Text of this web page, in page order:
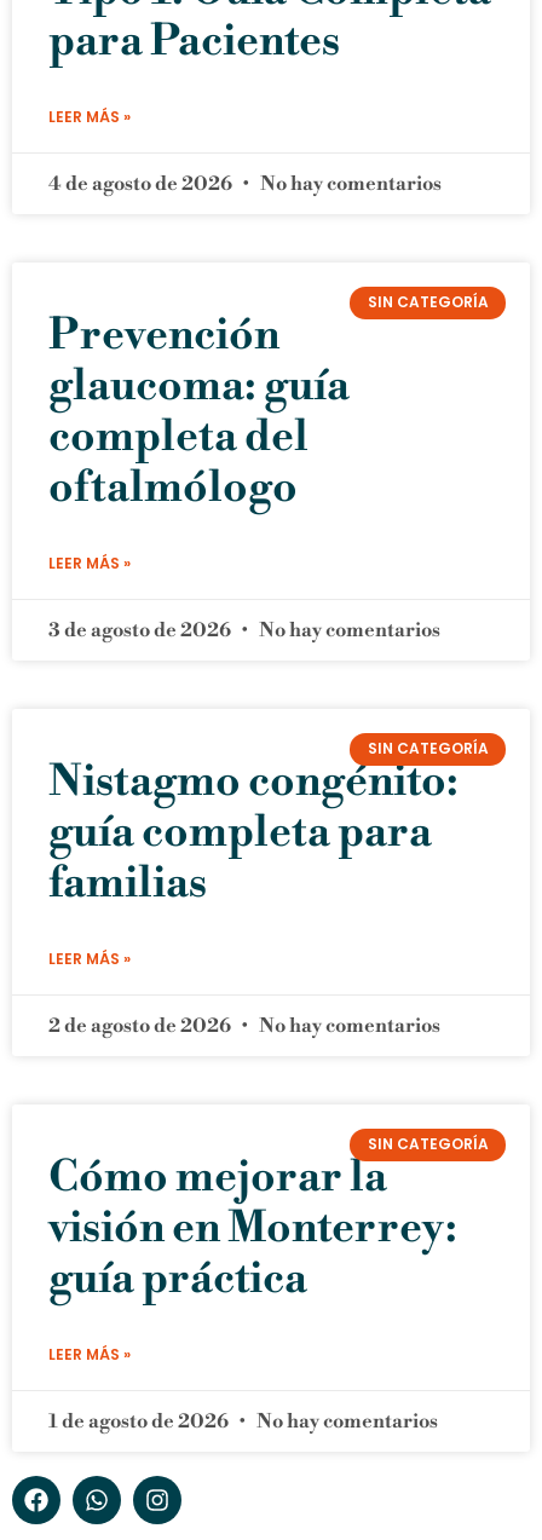
para Pacientes
LEER MÁS »
4 de agosto de 2026 No hay comentarios
SIN CATEGORÍA
Prevención
glaucoma: guía
completa del
oftalmólogo
LEER MÁS »
3 de agosto de 2026 No hay comentarios
SIN CATEGORÍA
Nistagmo congénito:
guía completa para
familias
LEER MÁS »
2 de agosto de 2026 No hay comentarios
SIN CATEGORÍA
Cómo mejorar la
visión en Monterrey:
guía práctica
LEER MÁS »
1 de agosto de 2026 No hay comentarios